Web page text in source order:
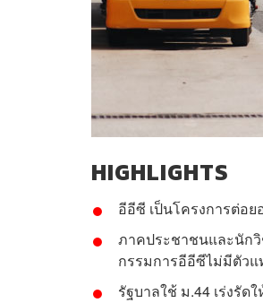
HIGHLIGHTS
อีอีซี เป็นโครงการต่อ
ภาคประชาชนและนัก
กรรมการอีอีซีไม่มีตัว
รัฐบาลใช้ ม.44 เร่งรัด